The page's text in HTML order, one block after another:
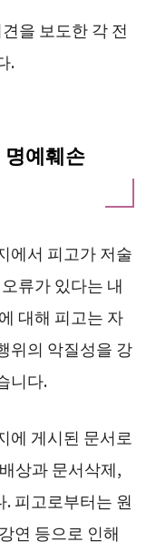
을 보도한 각 전
.
예훼손
에서 피고가 저술
류가 있다는 내
대해 피고는 자
위의 악질성을 강
니다.
에 게시된 문서로
상과 문서삭제,
피고로부터는 원
연 등으로 인해